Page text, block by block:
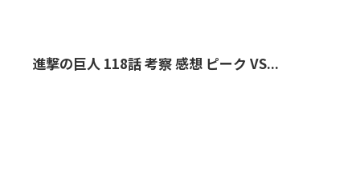
進撃の巨人 118話 考察 感想 ピーク VS...